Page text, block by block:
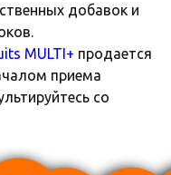
добавок и
MULTI+ продается
приема
со